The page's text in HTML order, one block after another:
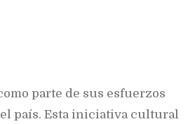
parte de sus esfuerzos
país. Esta iniciativa cultural